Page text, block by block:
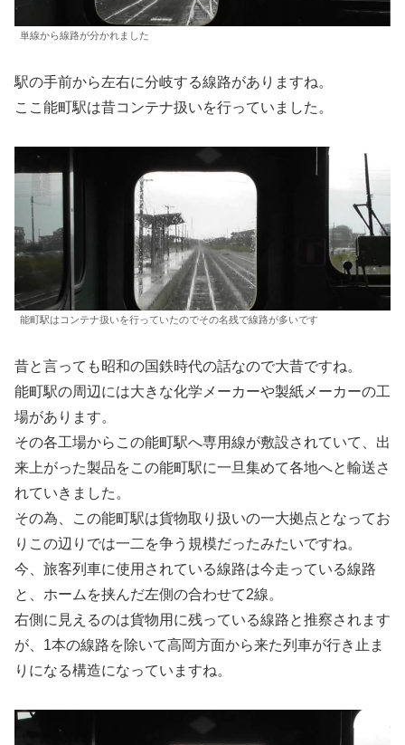
単線から線路が分かれました
駅の手前から左右に分岐する線路がありますね。
ここ能町駅は昔コンテナ扱いを行っていました。
能町駅はコンテナ扱いを行っていたのでその名残で線路が多いです
昔と言っても昭和の国鉄時代の話なので大昔ですね。
能町駅の周辺には大きな化学メーカーや製紙メーカーの工
場があります。
その各工場からこの能町駅へ専用線が敷設されていて、出
来上がった製品をこの能町駅に一旦集めて各地へと輸送さ
れていきました。
その為、この能町駅は貨物取り扱いの一大拠点となってお
りこの辺りでは一二を争う規模だったみたいですね。
今、旅客列車に使用されている線路は今走っている線路
と、ホームを挟んだ左側の合わせて2線。
右側に見えるのは貨物用に残っている線路と推察されます
が、1本の線路を除いて高岡方面から来た列車が行き止ま
りになる構造になっていますね。